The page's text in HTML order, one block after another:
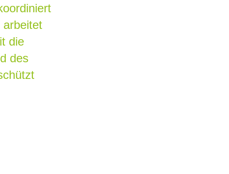
arbeitet
die
des